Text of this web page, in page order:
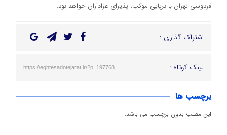
فردوسی تهران با برپایی موکب، پذیرای عزاداران خواهد بود.
اشتراک گذاری :
لینک کوتاه : https://eghtesadotejarat.ir/?p=197768
برچسب ها
این مطلب بدون برچسب می باشد.